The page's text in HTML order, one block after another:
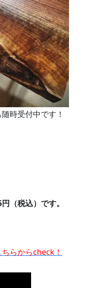
時受付中です！
（税込）です。
らからcheck！